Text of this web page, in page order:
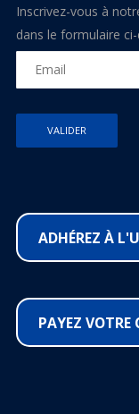
Inscrivez-vous à
dans le formulaire
ADHÉREZ À
PAYEZ